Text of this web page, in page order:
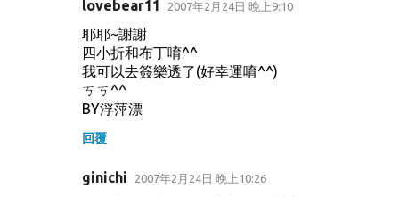
lovebear11 2007年2月24日 晚上9:10
耶耶~謝謝
四小折和布丁唷^^
我可以去簽樂透了(好幸運唷^^)
ㄎㄎ^^
BY浮萍漂
回覆
ginichi 2007年2月24日 晚上10:26